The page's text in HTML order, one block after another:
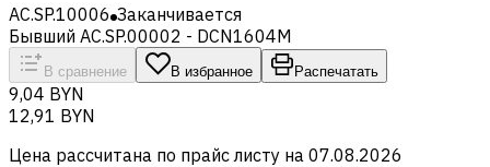
AC.SP.10006 Заканчивается
Бывший AC.SP.00002 - DCN1604M
В сравнение В избранное Распечатать
9,04 BYN
12,91 BYN
Цена рассчитана по прайс листу на 07.08.2026